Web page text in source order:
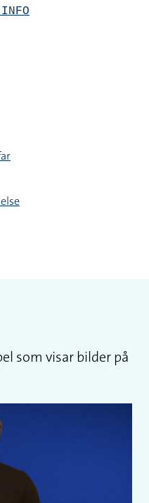
som visar bilder på